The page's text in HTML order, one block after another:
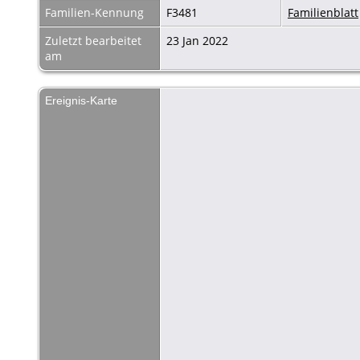
Familien-Kennung
F3481 Familienblatt
Zuletzt bearbeitet
am
23 Jan 2022
Ereignis-Karte